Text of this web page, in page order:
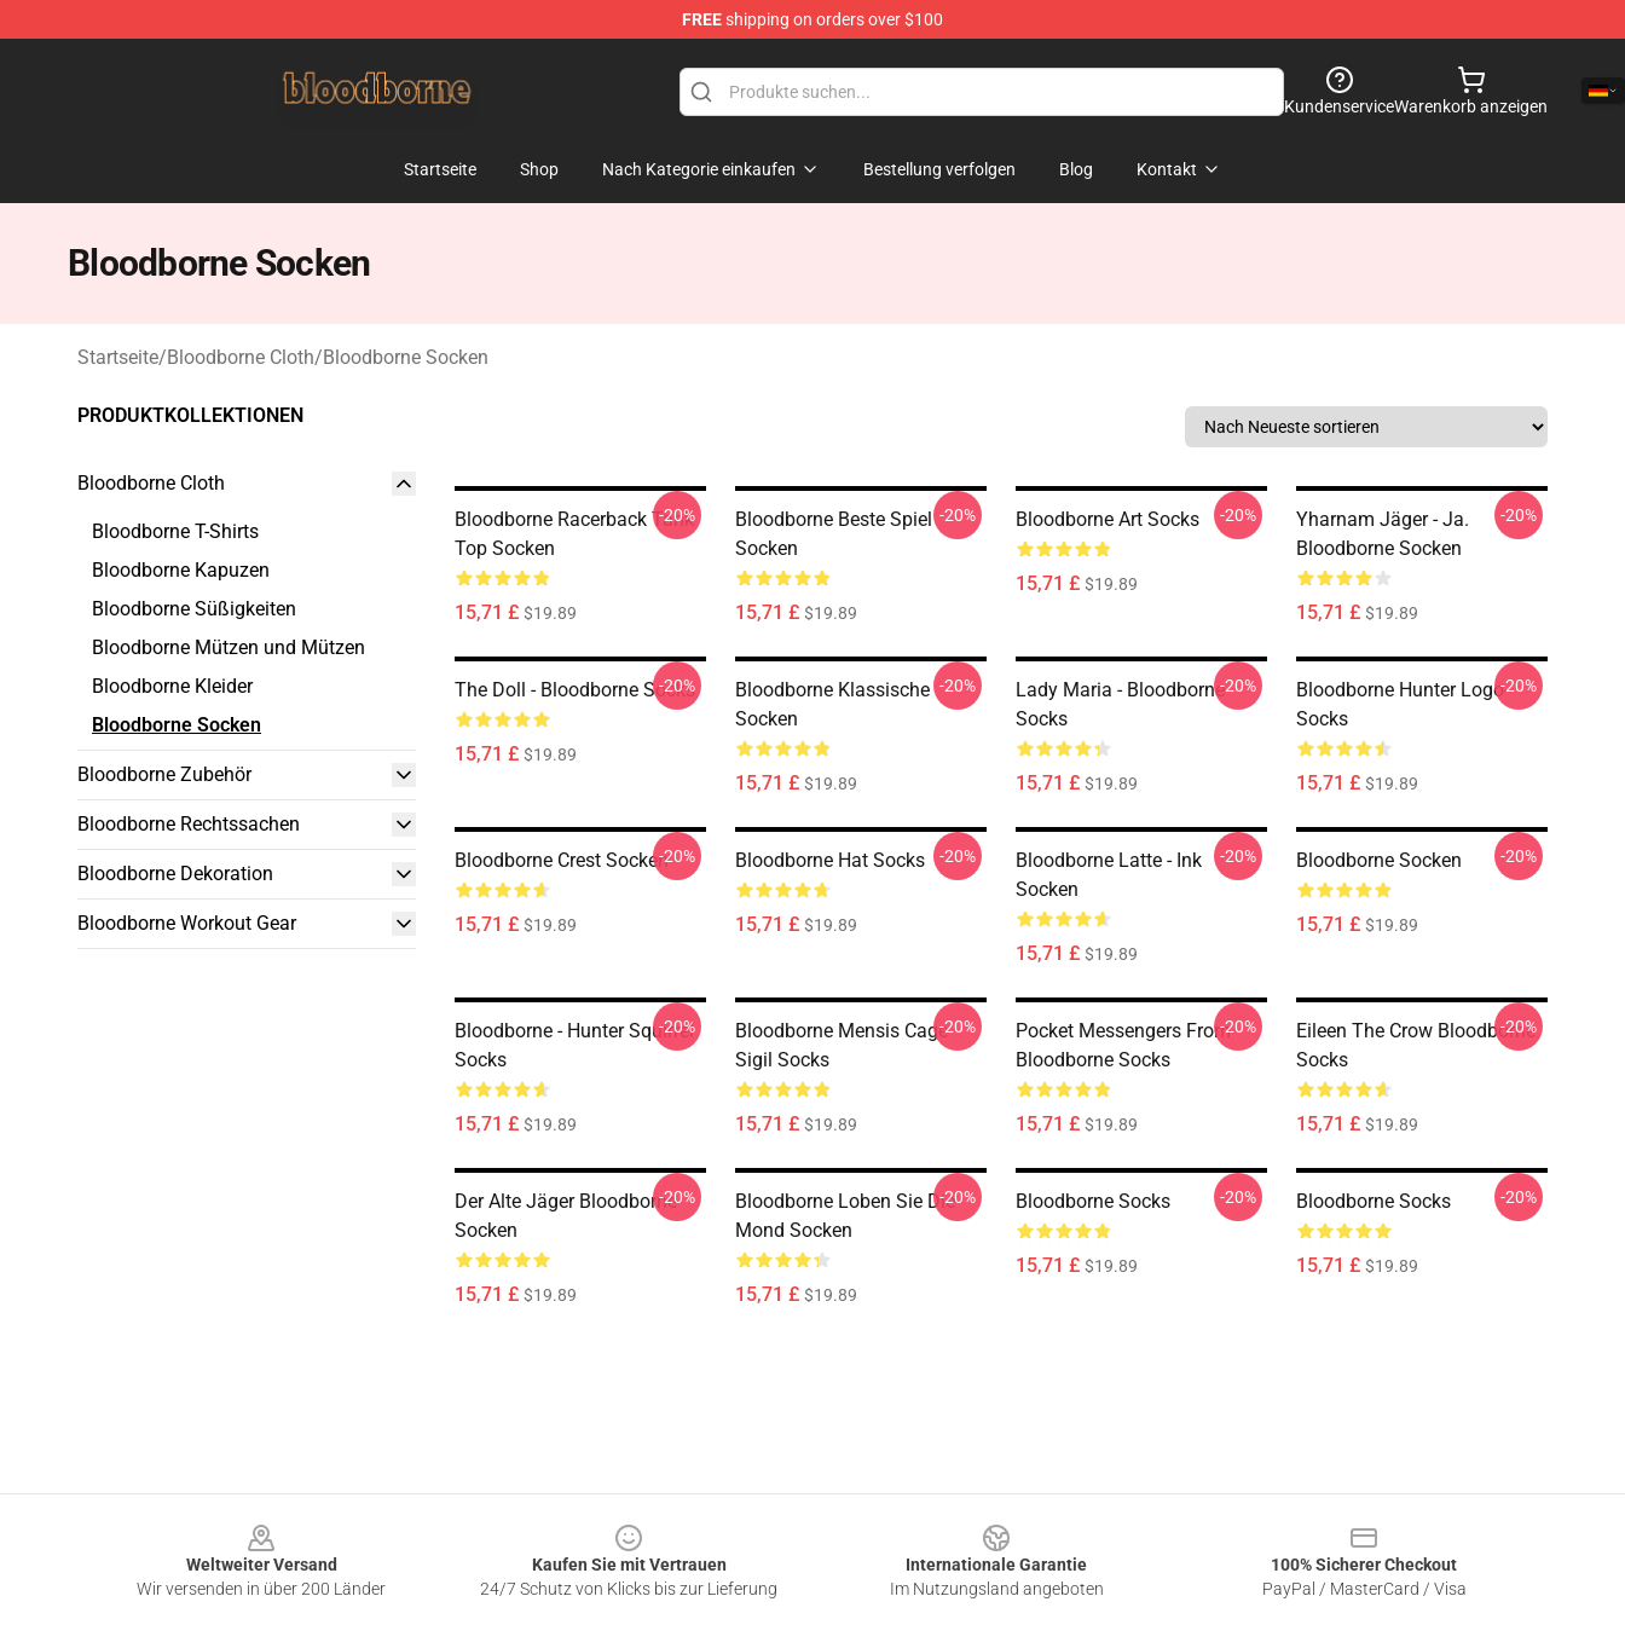
FREEshipping on orders over $100
KundenserviceWarenkorb anzeigen
Startseite Shop Nach Kategorie einkaufen Bestellung verfolgen Blog Kontakt
Bloodborne Socken
Startseite/Bloodborne Cloth/Bloodborne Socken
PRODUKTKOLLEKTIONEN
Bloodborne Cloth
Bloodborne T-Shirts
Bloodborne Kapuzen
Bloodborne Süßigkeiten
Bloodborne Mützen und Mützen
Bloodborne Kleider
Bloodborne Socken
Bloodborne Zubehör
Bloodborne Rechtssachen
Bloodborne Dekoration
Bloodborne Workout Gear
Bloodborne Racerback Tank
Top Socken
15,71 £ $19.89
-20%
Bloodborne Beste Spiel
Socken
15,71 £ $19.89
-20% Bloodborne Art Socks
15,71 £ $19.89
-20%
Yharnam Jäger - Ja.
Bloodborne Socken
15,71 £ $19.89
-20%
The Doll - Bloodborne Socks
15,71 £ $19.89
-20%
Bloodborne Klassische
Socken
15,71 £ $19.89
-20%
Lady Maria - Bloodborne
Socks
15,71 £ $19.89
-20%
Bloodborne Hunter Logo--
Socks
15,71 £ $19.89
-20%
Bloodborne Crest Socken
15,71 £ $19.89
-20% Bloodborne Hat Socks
15,71 £ $19.89
-20%
Bloodborne Latte - Ink
Socken
15,71 £ $19.89
-20% Bloodborne Socken
15,71 £ $19.89
-20%
Bloodborne - Hunter Squirrel
Socks
15,71 £ $19.89
-20%
Bloodborne Mensis Cage
Sigil Socks
15,71 £ $19.89
-20%
Pocket Messengers From
Bloodborne Socks
15,71 £ $19.89
-20%
Eileen The Crow Bloodborne
Socks
15,71 £ $19.89
-20%
Der Alte Jäger Bloodborne
Socken
15,71 £ $19.89
-20%
Bloodborne Loben Sie Die
Mond Socken
15,71 £ $19.89
-20% Bloodborne Socks
15,71 £ $19.89
-20% Bloodborne Socks
15,71 £ $19.89
-20%
Weltweiter Versand
Wir versenden in über 200 Länder
Kaufen Sie mit Vertrauen
24/7 Schutz von Klicks bis zur Lieferung
Internationale Garantie
Im Nutzungsland angeboten
100% Sicherer Checkout
PayPal / MasterCard / Visa